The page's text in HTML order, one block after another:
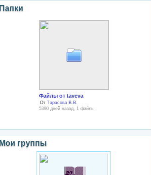
Папки
Файлы от taveva
От Тарасова В.В.
5390 дней назад, 1 файлы
Мои группы